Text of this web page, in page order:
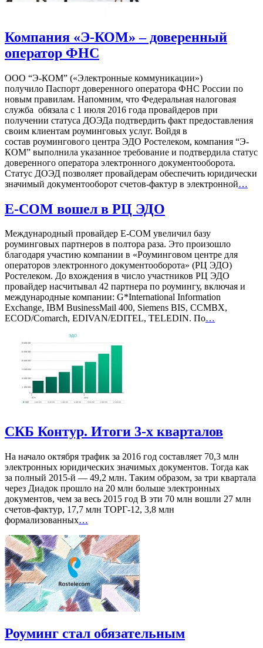
Компания «Э-КОМ» – доверенный
оператор ФНС
ООО “Э-КОМ” («Электронные коммуникации»)
получило Паспорт доверенного оператора ФНС России по
новым правилам. Напомним, что Федеральная налоговая
служба обязала с 1 июля 2016 года провайдеров при
получении статуса ДОЭДа подтвердить факт предоставления
своим клиентам роуминговых услуг. Войдя в
состав роумингового центра ЭДО Ростелеком, компания “Э-
КОМ” выполнила указанное требование и подтвердила статус
доверенного оператора электронного документооборота.
Статус ДОЭД позволяет провайдерам обеспечить юридически
значимый документооборот счетов-фактур в электронной…
E-COM вошел в РЦ ЭДО
Международный провайдер E-COM увеличил базу
роуминговых партнеров в полтора раза. Это произошло
благодаря участию компании в «Роуминговом центре для
операторов электронного документооборота» (РЦ ЭДО)
Ростелеком. До вхождения в число участников РЦ ЭДО
провайдер насчитывал 42 партнера по роумингу, включая и
международные компании: G*International Information
Exchange, IBM BusinessMail 400, Siemens BIS, CCMBX,
ECOD/Comarch, EDIVAN/EDITEL, TELEDIN. По…
СКБ Контур. Итоги 3-х кварталов
На начало октября трафик за 2016 год составляет 70,3 млн
электронных юридических значимых документов. Тогда как
за полный 2015-й — 49,2 млн. Таким образом, за три квартала
через Диадок прошло на 20 млн больше электронных
документов, чем за весь 2015 год В эти 70 млн вошли 27 млн
счетов-фактур, 17,7 млн ТОРГ-12, 3,8 млн
формализованных…
Роуминг стал обязательным